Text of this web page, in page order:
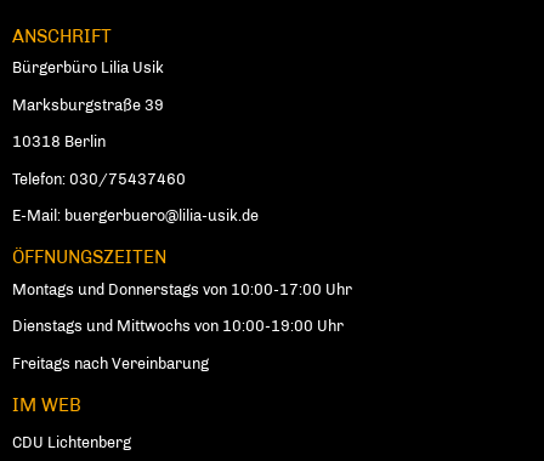
Fußbereich
ANSCHRIFT
Bürgerbüro Lilia Usik
Marksburgstraße 39
10318 Berlin
Telefon: 030/75437460
E-Mail: buergerbuero@lilia-usik.de
ÖFFNUNGSZEITEN
Montags und Donnerstags von 10:00-17:00 Uhr
Dienstags und Mittwochs von 10:00-19:00 Uhr
Freitags nach Vereinbarung
IM WEB
CDU Lichtenberg